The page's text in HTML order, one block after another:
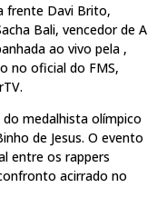
frente Davi Brito,
Bali, vencedor de A
ao vivo pela ,
no oficial do FMS,
medalhista olímpico
de Jesus. O evento
entre os rappers
acirrado no